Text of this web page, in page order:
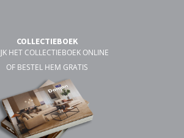
COLLECTIEBOEK
HET COLLECTIEBOEK ONLINE
OF BESTEL HEM GRATIS